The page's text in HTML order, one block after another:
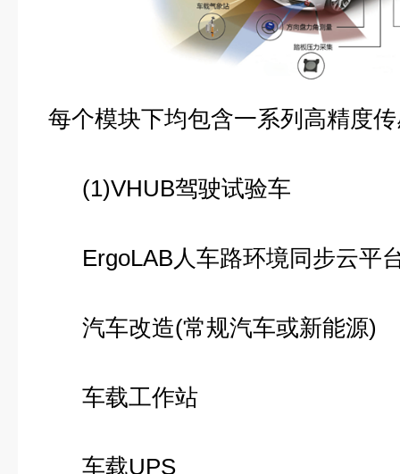
每个模块下均包含一系列高精度
(1)VHUB驾驶试验车
ErgoLAB人车路环境同步云平
汽车改造(常规汽车或新能源)
车载工作站
车载UPS